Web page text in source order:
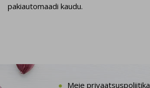
pakiautomaadi kaudu.
Meie privaatsuspoliitika